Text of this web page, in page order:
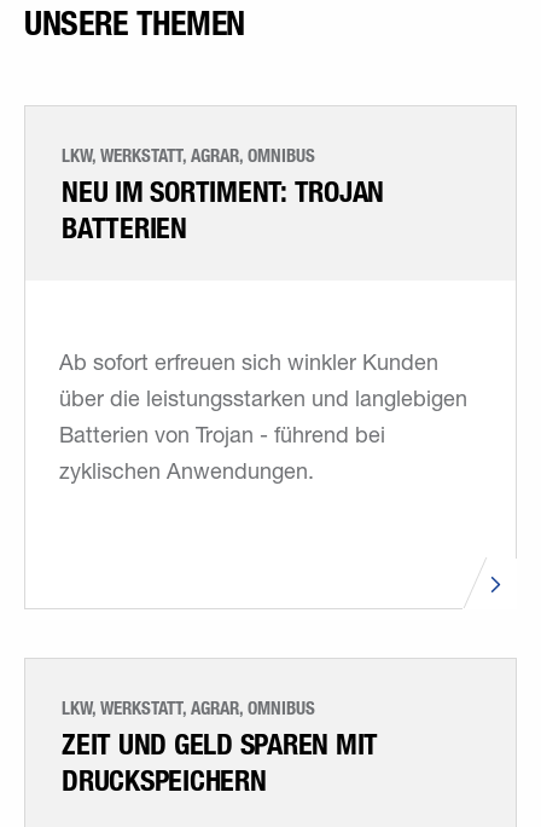
UNSERE THEMEN
LKW, WERKSTATT, AGRAR, OMNIBUS
NEU IM SORTIMENT: TROJAN
BATTERIEN
Ab sofort erfreuen sich winkler Kunden
über die leistungsstarken und langlebigen
Batterien von Trojan - führend bei
zyklischen Anwendungen.
LKW, WERKSTATT, AGRAR, OMNIBUS
ZEIT UND GELD SPAREN MIT
DRUCKSPEICHERN